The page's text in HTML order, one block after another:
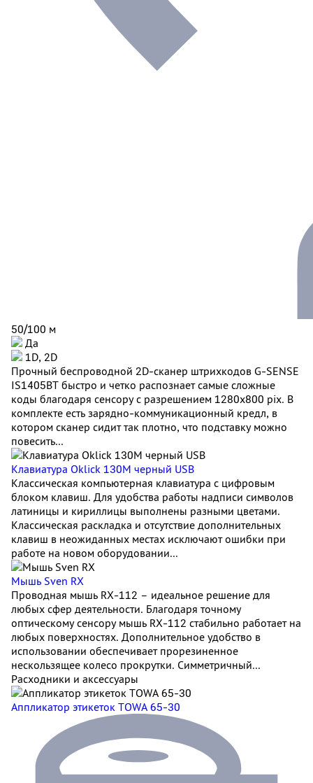
50/100 м
Да
1D, 2D
Прочный беспроводной 2D-сканер штрихкодов G-SENSE
IS1405BT быстро и четко распознает самые сложные
коды благодаря сенсору с разрешением 1280x800 pix. В
комплекте есть зарядно-коммуникационный кредл, в
котором сканер сидит так плотно, что подставку можно
повесить...
Клавиатура Oklick 130M черный USB
Классическая компьютерная клавиатура с цифровым
блоком клавиш. Для удобства работы надписи символов
латиницы и кириллицы выполнены разными цветами.
Классическая раскладка и отсутствие дополнительных
клавиш в неожиданных местах исключают ошибки при
работе на новом оборудовании...
Мышь Sven RX
Проводная мышь RX-112 – идеальное решение для
любых сфер деятельности. Благодаря точному
оптическому сенсору мышь RX-112 стабильно работает на
любых поверхностях. Дополнительное удобство в
использовании обеспечивает прорезиненное
нескользящее колесо прокрутки. Симметричный...
Расходники и аксессуары
Аппликатор этикеток TOWA 65-30